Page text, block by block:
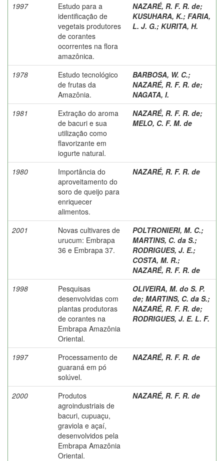
1997
Estudo para a
identificação de
vegetais produtores
de corantes
ocorrentes na flora
amazônica.
NAZARÉ, R. F. R. de;
KUSUHARA, K.; FARIA,
L. J. G.; KURITA, H.
1978
Estudo tecnológico
de frutas da
Amazônia.
BARBOSA, W. C.;
NAZARÉ, R. F. R. de;
NAGATA, I.
1981
Extração do aroma
de bacuri e sua
utilização como
flavorizante em
iogurte natural.
NAZARÉ, R. F. R. de;
MELO, C. F. M. de
1980
Importância do
aproveitamento do
soro de queijo para
enriquecer
alimentos.
NAZARÉ, R. F. R. de
2001
Novas cultivares de
urucum: Embrapa
36 e Embrapa 37.
POLTRONIERI, M. C.;
MARTINS, C. da S.;
RODRIGUES, J. E.;
COSTA, M. R.;
NAZARÉ, R. F. R. de
1998
Pesquisas
desenvolvidas com
plantas produtoras
de corantes na
Embrapa Amazônia
Oriental.
OLIVEIRA, M. do S. P.
de; MARTINS, C. da S.;
NAZARÉ, R. F. R. de;
RODRIGUES, J. E. L. F.
1997
Processamento de
guaraná em pó
solúvel.
NAZARÉ, R. F. R. de
2000
Produtos
agroindustriais de
bacuri, cupuaçu,
graviola e açaí,
desenvolvidos pela
Embrapa Amazônia
Oriental.
NAZARÉ, R. F. R. de